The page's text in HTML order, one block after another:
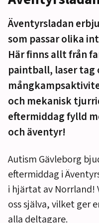
Äventyrsladan
som passar olika
Här finns allt från
paintball, laser
och mekanisk
eftermiddag fylld
och äventyr!
Autism Gävleborg
eftermiddag i
i hjärtat av Norrland!
oss själva, vilket ger
alla deltagare.